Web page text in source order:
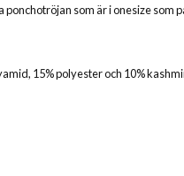
ponchotröjan som är i onesize
15% polyester och 10%